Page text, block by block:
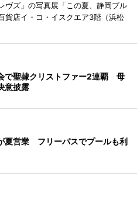
ヴズ」の写真展「この夏、静岡ブル
貨店イ・コ・イスクエア3階（浜松
で聖隷クリストファー2連覇 母
意披露
夏営業 フリーパスでプールも利